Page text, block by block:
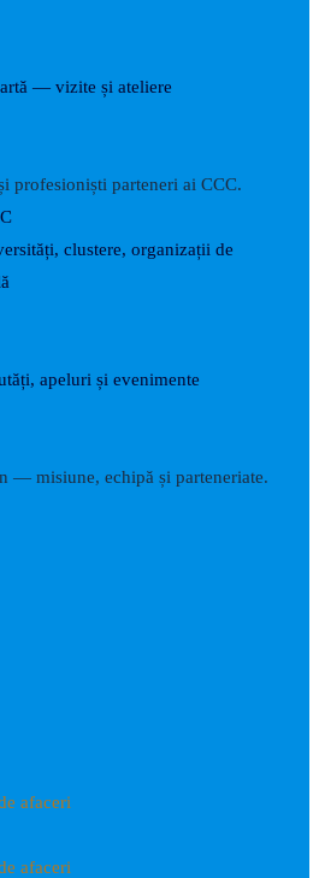
— vizite și ateliere
profesioniști parteneri ai CCC.
clustere, organizații de
apeluri și evenimente
— misiune, echipă și parteneriate.
afaceri
afaceri